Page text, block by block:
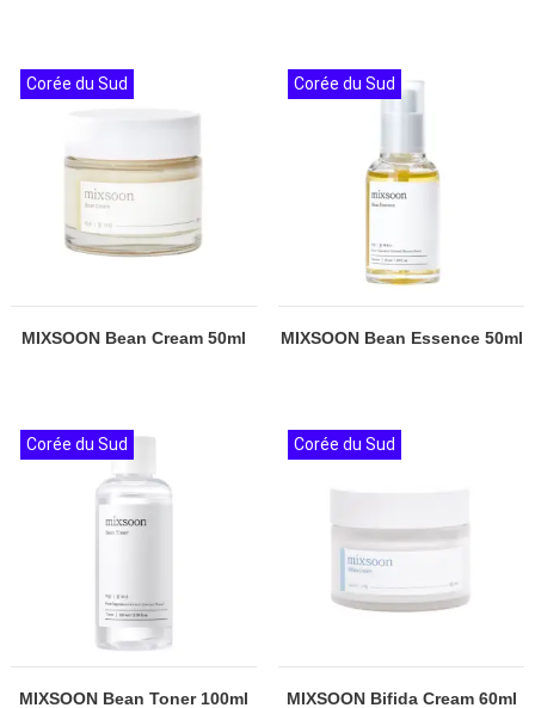
MIXSOON Bean Cream 50ml
Corée du Sud
MIXSOON Bean Essence 50ml
Corée du Sud
MIXSOON Bean Toner 100ml
Corée du Sud
MIXSOON Bifida Cream 60ml
Corée du Sud